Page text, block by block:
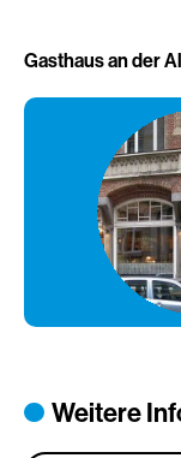
Gasthaus an der
Weitere